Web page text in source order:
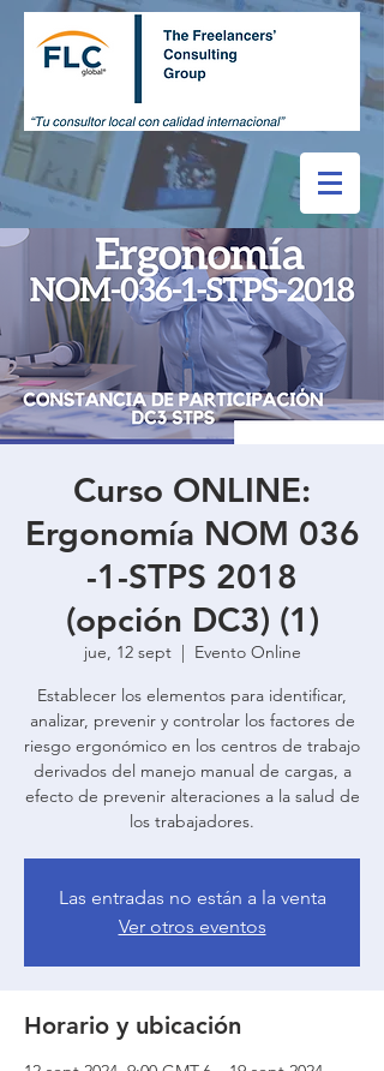
Curso ONLINE:
Ergonomía NOM 036
-1-STPS 2018
(opción DC3) (1)
jue, 12 sept
  |
Evento Online
Establecer los elementos para identificar,
analizar, prevenir y controlar los factores de
riesgo ergonómico en los centros de trabajo
derivados del manejo manual de cargas, a
efecto de prevenir alteraciones a la salud de
los trabajadores.
Las entradas no están a la venta
Ver otros eventos
Horario y ubicación